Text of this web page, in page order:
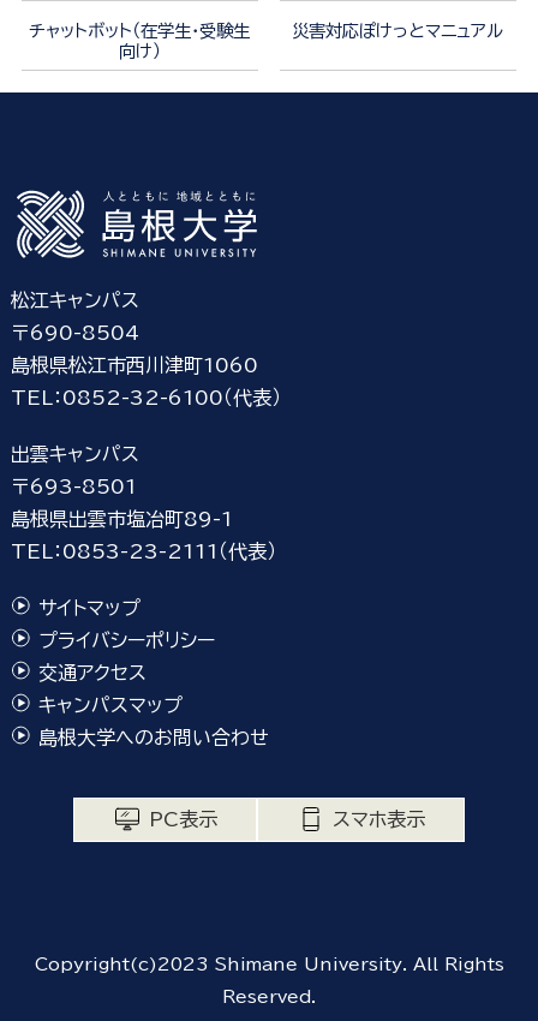
チャットボット（在学生・受験生
向け）
災害対応ぽけっとマニュアル
松江キャンパス
〒690-8504
島根県松江市西川津町1060
TEL：0852-32-6100（代表）
出雲キャンパス
〒693-8501
島根県出雲市塩冶町89-1
TEL：0853-23-2111（代表）
サイトマップ
プライバシーポリシー
交通アクセス
キャンパスマップ
島根大学へのお問い合わせ
PC表示 スマホ表示
Copyright(c)2023 Shimane University. All Rights
Reserved.